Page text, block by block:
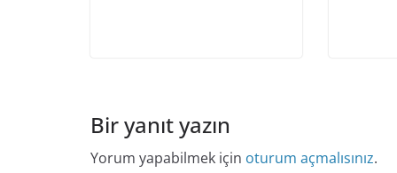
Bir yanıt yazın
Yorum yapabilmek için oturum açmalısınız.